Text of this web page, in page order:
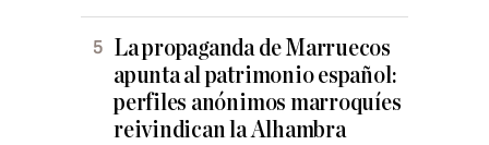
La propaganda de Marruecos
apunta al patrimonio español:
perfiles anónimos marroquíes
reivindican la Alhambra